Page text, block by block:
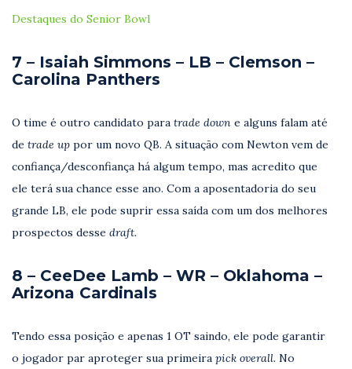
Destaques do Senior Bowl
7 – Isaiah Simmons – LB – Clemson –
Carolina Panthers
O time é outro candidato para trade down e alguns falam até
de trade up por um novo QB. A situação com Newton vem de
confiança/desconfiança há algum tempo, mas acredito que
ele terá sua chance esse ano. Com a aposentadoria do seu
grande LB, ele pode suprir essa saída com um dos melhores
prospectos desse draft.
8 – CeeDee Lamb – WR – Oklahoma –
Arizona Cardinals
Tendo essa posição e apenas 1 OT saindo, ele pode garantir
o jogador par aproteger sua primeira pick overall. No